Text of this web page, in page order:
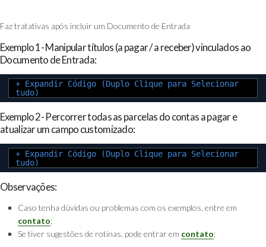
Faz tratativas após incluir um Documento de Entrada
Exemplo 1- Manipular títulos (a pagar / a receber) vinculados ao
Documento de Entrada:
+ Expandir Código (Duplo Clique para Selecionar
tudo)
Exemplo 2- Percorrer todas as parcelas do contas a pagar e
atualizar um campo customizado:
+ Expandir Código (Duplo Clique para Selecionar
tudo)
Observações:
Caso tenha dúvidas ou problemas com os exemplos, entre em
contato;
Se tiver sugestões de rotinas, pode entrar em contato;